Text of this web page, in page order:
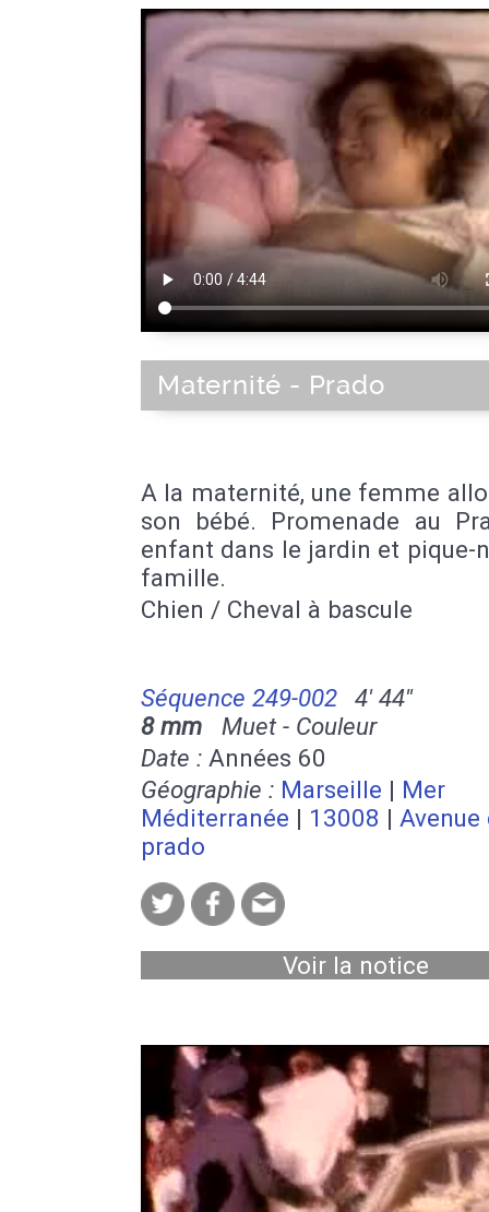
Maternité - Prado
A la maternité, une femme
son bébé. Promenade au
enfant dans le jardin et pique-
famille.
Chien / Cheval à bascule
Séquence 249-002
4' 44''
8 mm Muet - Couleur
Date : Années 60
Géographie : Marseille | Mer
Méditerranée | 13008 | Avenue
prado
Voir la notice